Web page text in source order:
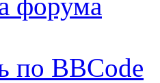
по BBCode